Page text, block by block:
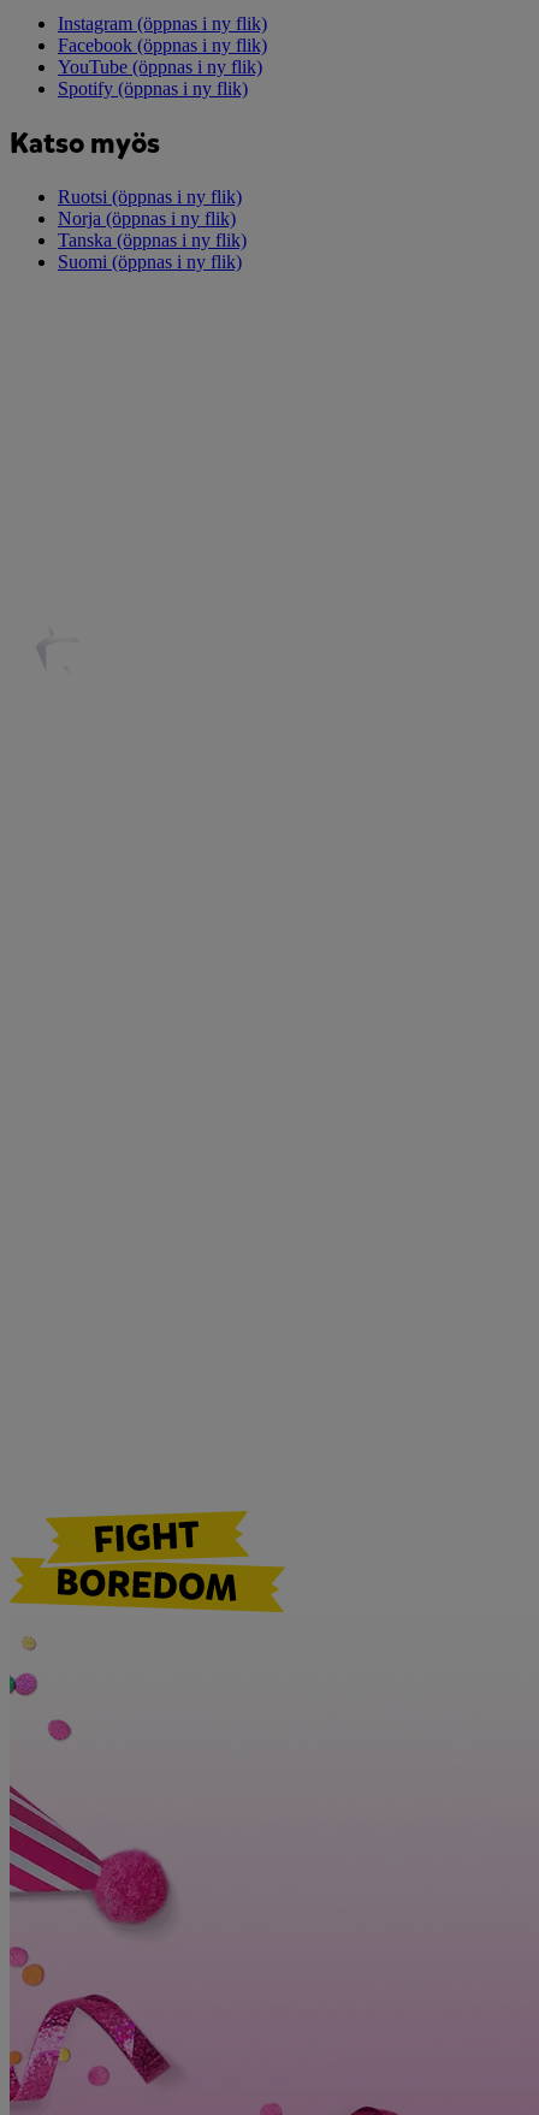
Instagram (öppnas i ny flik)
Facebook (öppnas i ny flik)
YouTube (öppnas i ny flik)
Spotify (öppnas i ny flik)
Katso myös
Ruotsi (öppnas i ny flik)
Norja (öppnas i ny flik)
Tanska (öppnas i ny flik)
Suomi (öppnas i ny flik)